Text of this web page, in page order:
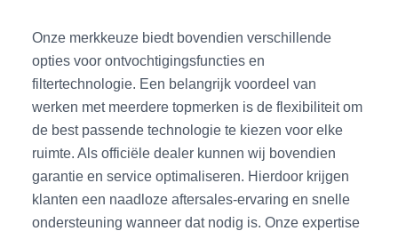
Onze merkkeuze biedt bovendien verschillende
opties voor ontvochtigingsfuncties en
filtertechnologie. Een belangrijk voordeel van
werken met meerdere topmerken is de flexibiliteit om
de best passende technologie te kiezen voor elke
ruimte. Als officiële dealer kunnen wij bovendien
garantie en service optimaliseren. Hierdoor krijgen
klanten een naadloze aftersales-ervaring en snelle
ondersteuning wanneer dat nodig is. Onze expertise